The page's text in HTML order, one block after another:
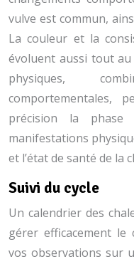
vulve est commun,
La couleur et la
évoluent aussi tout
physiques,
comportementales,
précision la phase
manifestations
et l’état de santé de la
Suivi du cycle
Un calendrier des
gérer efficacement
vos observations sur